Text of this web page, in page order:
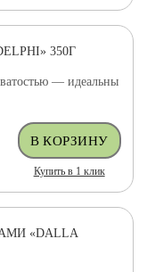
350Г
— идеальны
Купить в 1 клик
«DALLA